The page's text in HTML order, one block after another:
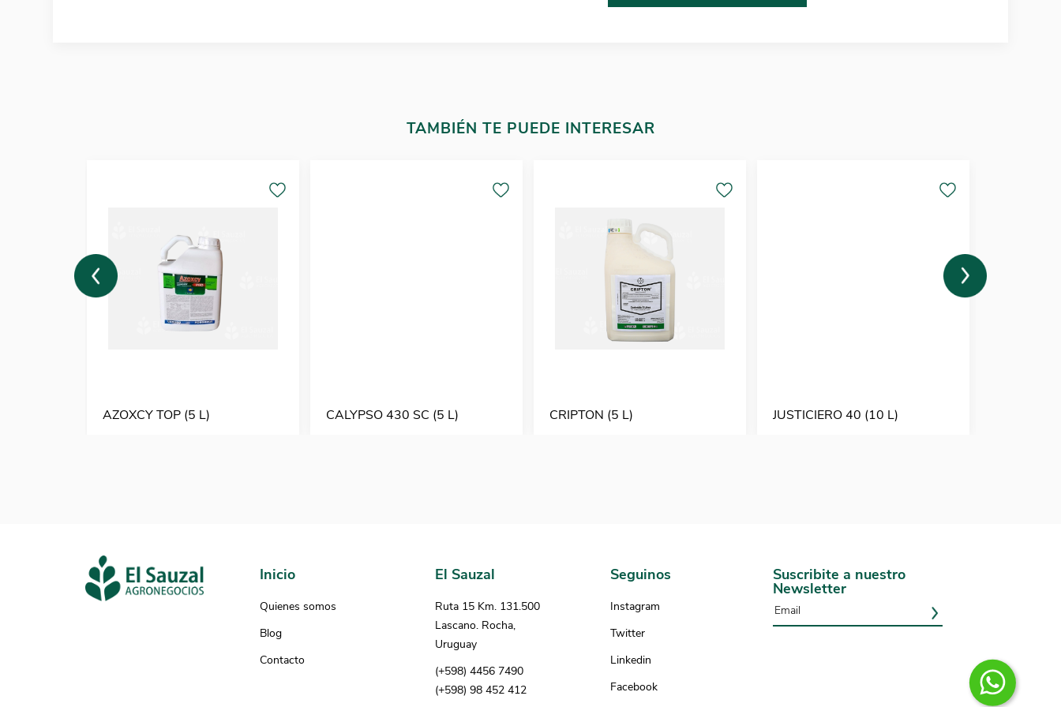
TAMBIÉN TE PUEDE INTERESAR
AZOXCY TOP (5 L) CALYPSO 430 SC (5 L) CRIPTON (5 L) JUSTICIERO 40 (10 L)
Inicio
Quienes somos
Blog
Contacto
El Sauzal
Ruta 15 Km. 131.500
Lascano. Rocha,
Uruguay
(+598) 4456 7490
(+598) 98 452 412
Seguinos
Instagram
Twitter
Linkedin
Facebook
Suscribite a nuestro
Newsletter